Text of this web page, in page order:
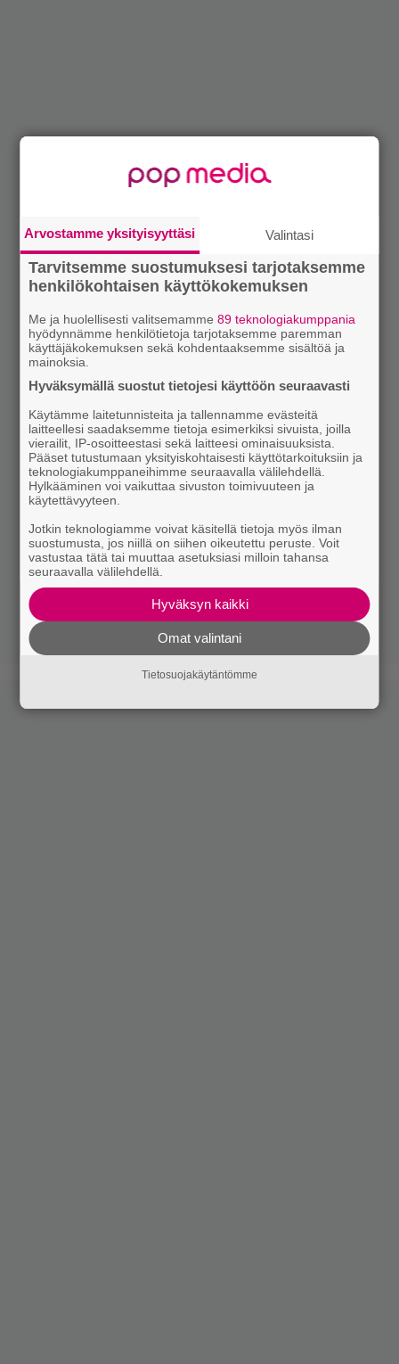
Arvostamme yksityisyyttäsi Valintasi
Tarvitsemme suostumuksesi tarjotaksemme
henkilökohtaisen käyttökokemuksen
Me ja huolellisesti valitsemamme89 teknologiakumppania
hyödynnämme henkilötietoja tarjotaksemme paremman
käyttäjäkokemuksen sekä kohdentaaksemme sisältöä ja
mainoksia.
Hyväksymällä suostut tietojesi käyttöön seuraavasti
Käytämme laitetunnisteita ja tallennamme evästeitä
laitteellesi saadaksemme tietoja esimerkiksi sivuista, joilla
vierailit, IP-osoitteestasi sekä laitteesi ominaisuuksista.
Pääset tutustumaan yksityiskohtaisesti käyttötarkoituksiin ja
teknologiakumppaneihimme seuraavalla välilehdellä.
Hylkääminen voi vaikuttaa sivuston toimivuuteen ja
käytettävyyteen.
Jotkin teknologiamme voivat käsitellä tietoja myös ilman
suostumusta, jos niillä on siihen oikeutettu peruste. Voit
vastustaa tätä tai muuttaa asetuksiasi milloin tahansa
seuraavalla välilehdellä.
Hyväksyn kaikki
Omat valintani
Tietosuojakäytäntömme